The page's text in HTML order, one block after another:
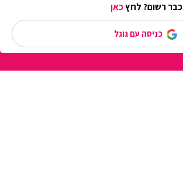
כבר רשום? לחץכאן
כניסה עם גוגל